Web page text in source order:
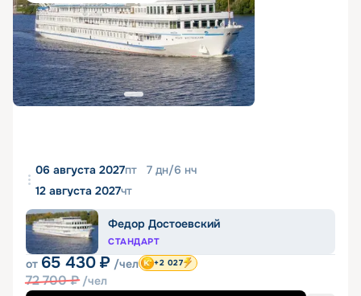
06 августа 2027пт 7 дн/6 нч
12 августа 2027чт
Федор Достоевский
СТАНДАРТ
от 65 430 ₽ /чел
72 700₽ /чел
+2 027